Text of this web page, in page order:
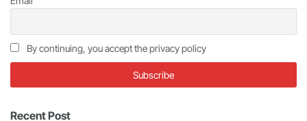
By continuing, you accept the privacy policy
Recent Post